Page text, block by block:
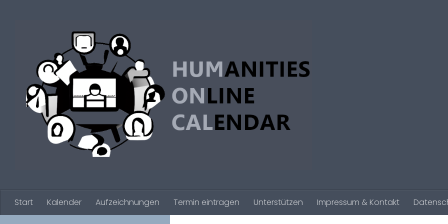
Start Kalender Aufzeichnungen Termin eintragen Unterstützen Impressum & Kontakt